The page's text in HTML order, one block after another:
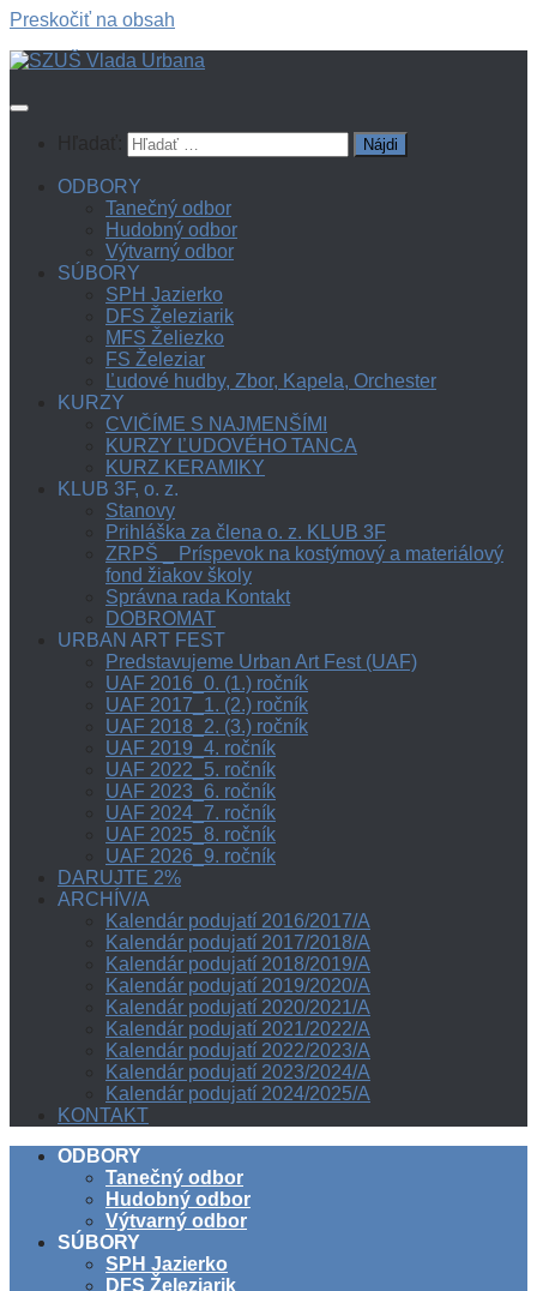
Preskočiť na obsah
ODBORY
Tanečný odbor
Hudobný odbor
Výtvarný odbor
SÚBORY
SPH Jazierko
DFS Železiarik
MFS Želiezko
FS Železiar
Ľudové hudby, Zbor, Kapela, Orchester
KURZY
CVIČÍME S NAJMENŠÍMI
KURZY ĽUDOVÉHO TANCA
KURZ KERAMIKY
KLUB 3F, o. z.
Stanovy
Prihláška za člena o. z. KLUB 3F
ZRPŠ _ Príspevok na kostýmový a materiálový
fond žiakov školy
Správna rada Kontakt
DOBROMAT
URBAN ART FEST
Predstavujeme Urban Art Fest (UAF)
UAF 2016_0. (1.) ročník
UAF 2017_1. (2.) ročník
UAF 2018_2. (3.) ročník
UAF 2019_4. ročník
UAF 2022_5. ročník
UAF 2023_6. ročník
UAF 2024_7. ročník
UAF 2025_8. ročník
UAF 2026_9. ročník
DARUJTE 2%
ARCHÍV/A
Kalendár podujatí 2016/2017/A
Kalendár podujatí 2017/2018/A
Kalendár podujatí 2018/2019/A
Kalendár podujatí 2019/2020/A
Kalendár podujatí 2020/2021/A
Kalendár podujatí 2021/2022/A
Kalendár podujatí 2022/2023/A
Kalendár podujatí 2023/2024/A
Kalendár podujatí 2024/2025/A
KONTAKT
ODBORY
Tanečný odbor
Hudobný odbor
Výtvarný odbor
SÚBORY
SPH Jazierko
DFS Železiarik